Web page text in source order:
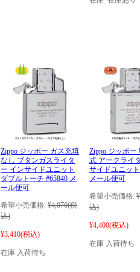
Zippo ジッポー ガス充填
なし ブタンガスライタ
ー インサイドユニット
ダブルトーチ #65840 メ
ール便可
希望小売価格: ¥4,070(税
込)
¥3,410(税込)
在庫 入荷待ち
Zippo ジッポー
式 アークライ
サイドユニット
メール便可
希望小売価格:
込)
¥4,400(税込)
在庫 入荷待ち